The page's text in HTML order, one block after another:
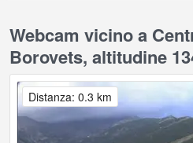
Webcam vicino a
Borovets, altitudine
Distanza: 0.3 km